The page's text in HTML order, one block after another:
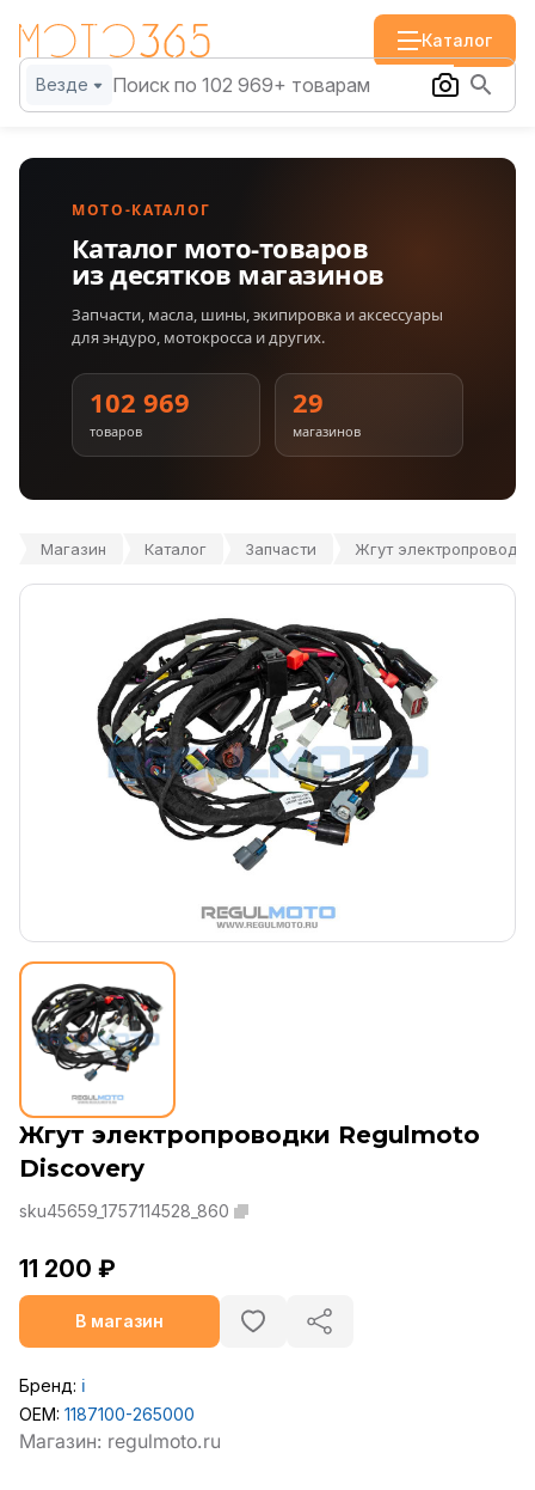
Каталог
Везде
МОТО-КАТАЛОГ
Каталог мото-товаров
из десятков магазинов
Запчасти, масла, шины, экипировка и аксессуары
для эндуро, мотокросса и других.
102 969
товаров
29
магазинов
Магазин Каталог Запчасти Жгут
Жгут электропроводки Regulmoto
Discovery
sku45659_1757114528_860
11 200 ₽
В магазин
Бренд: ℹ️
OEM: 1187100-265000